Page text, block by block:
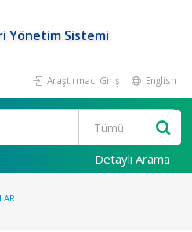
Yönetim Sistemi
Araştırmacı Girişi English
Detaylı Arama